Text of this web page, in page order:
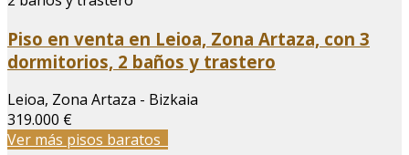
Piso en venta en Leioa, Zona Artaza, con 3
dormitorios, 2 baños y trastero
Leioa, Zona Artaza - Bizkaia
319.000 €
Ver más pisos baratos